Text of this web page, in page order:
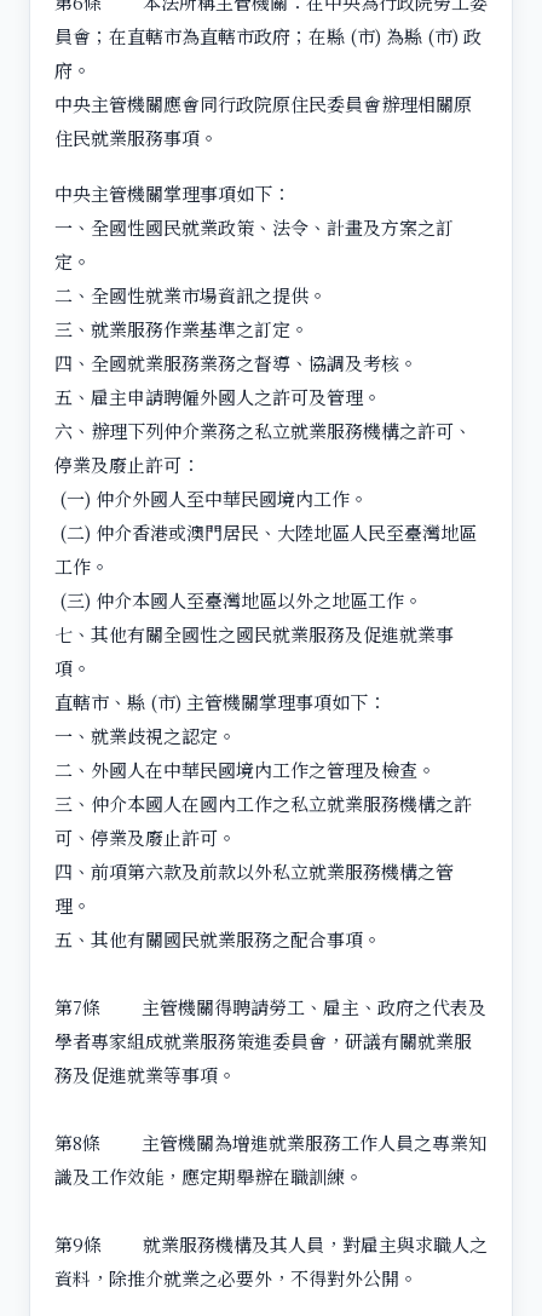
員會；在直轄市為直轄市政府；在縣 (市) 為縣 (市) 政
府。
中央主管機關應會同行政院原住民委員會辦理相關原
住民就業服務事項。
中央主管機關掌理事項如下：
一、全國性國民就業政策、法令、計畫及方案之訂
定。
二、全國性就業市場資訊之提供。
三、就業服務作業基準之訂定。
四、全國就業服務業務之督導、協調及考核。
五、雇主申請聘僱外國人之許可及管理。
六、辦理下列仲介業務之私立就業服務機構之許可、
停業及廢止許可：
(一) 仲介外國人至中華民國境內工作。
(二) 仲介香港或澳門居民、大陸地區人民至臺灣地區
工作。
(三) 仲介本國人至臺灣地區以外之地區工作。
七、其他有關全國性之國民就業服務及促進就業事
項。
直轄市、縣 (市) 主管機關掌理事項如下：
一、就業歧視之認定。
二、外國人在中華民國境內工作之管理及檢查。
三、仲介本國人在國內工作之私立就業服務機構之許
可、停業及廢止許可。
四、前項第六款及前款以外私立就業服務機構之管
理。
五、其他有關國民就業服務之配合事項。
第7條 主管機關得聘請勞工、雇主、政府之代表及
學者專家組成就業服務策進委員會，研議有關就業服
務及促進就業等事項。
第8條 主管機關為增進就業服務工作人員之專業知
識及工作效能，應定期舉辦在職訓練。
第9條 就業服務機構及其人員，對雇主與求職人之
資料，除推介就業之必要外，不得對外公開。